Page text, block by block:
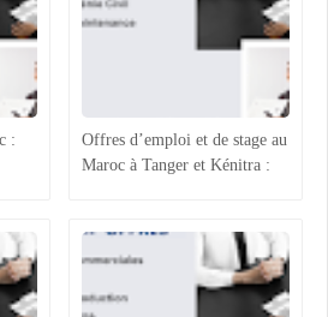
:
Offres d’emploi et de stage au
Maroc à Tanger et Kénitra :
humaines et projets techniques